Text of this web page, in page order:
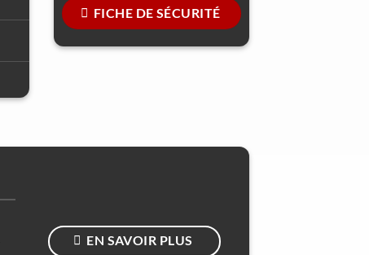
FICHE DE SÉCURITÉ
EN SAVOIR PLUS